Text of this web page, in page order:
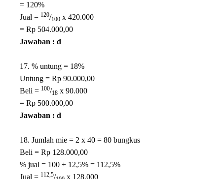
= 120%
Jual = 120/100 x 420.000
= Rp 504.000,00
Jawaban : d
17. % untung = 18%
Untung = Rp 90.000,00
Beli = 100/18 x 90.000
= Rp 500.000,00
Jawaban : d
18. Jumlah mie = 2 x 40 = 80 bungkus
Beli = Rp 128.000,00
% jual = 100 + 12,5% = 112,5%
Jual = 112,5/ x 128.000